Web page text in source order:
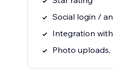
Social login /
Integration
Photo